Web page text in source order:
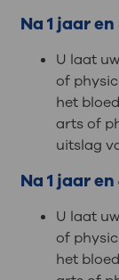
Na 1 jaar
U laat
of
het
arts of
uitslag
Na 1 jaar
U laat
of
het